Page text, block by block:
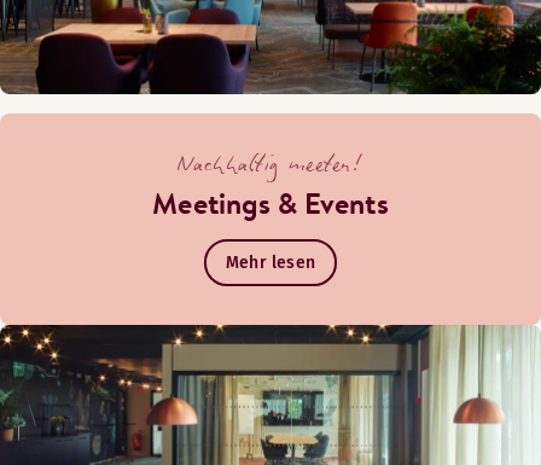
Nachhaltig meeten!
Meetings & Events
Mehr lesen